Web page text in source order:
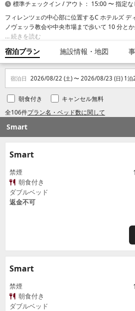
標準チェックイン / アウト： 15:00 〜 指定
フィレンツェの中心部に位置するC ホテルズ デ
ノヴェッラ教会や中央市場まで歩いて 10 分と
のホテルは、サンタ マリア ノヴェッラ広場まで
ィオーレ大聖堂まで 1 km の場所にあります。
続きを読む
宿泊プラン 施設情報・地図
宿泊日 2026/08/22 (土) 〜 2026/08/23 (日) 1泊
全106件プラン名・ベッド数に関して
朝食付き キャンセル無料
Smart
Smart
禁煙
朝食付き
ダブルベッド
返金不可
Smart
禁煙
朝食付き
ダブルベッド